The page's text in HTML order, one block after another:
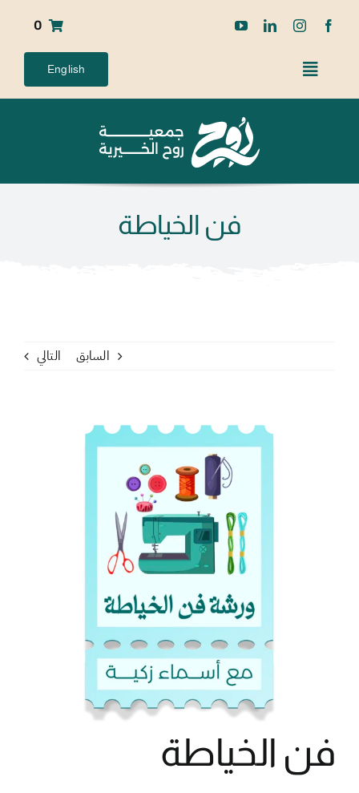
0
English
فن الخياطة
السابق التالي
فن الخياطة